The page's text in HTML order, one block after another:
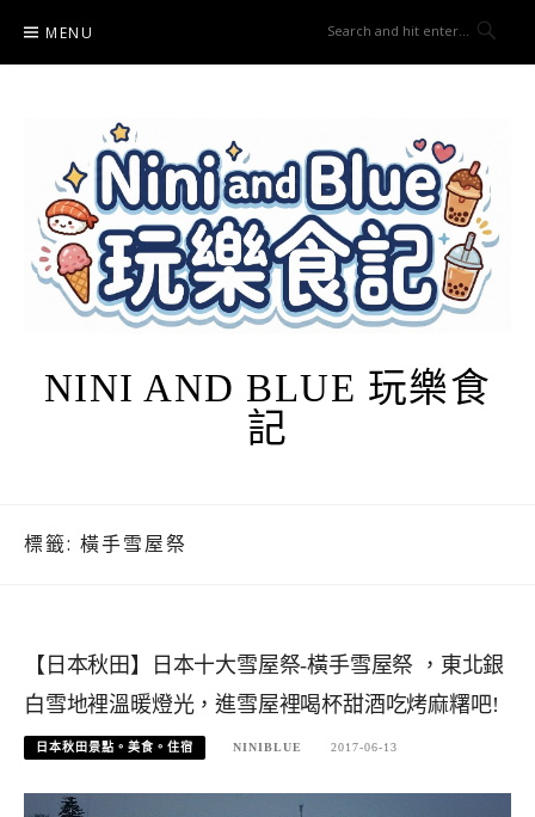
content
MENU
NINI AND BLUE 玩樂食
記
標籤: 橫手雪屋祭
【日本秋田】日本十大雪屋祭-橫手雪屋祭 ，東北銀
白雪地裡溫暖燈光，進雪屋裡喝杯甜酒吃烤麻糬吧!
日本秋田景點。美食。住宿 NINIBLUE 2017-06-13